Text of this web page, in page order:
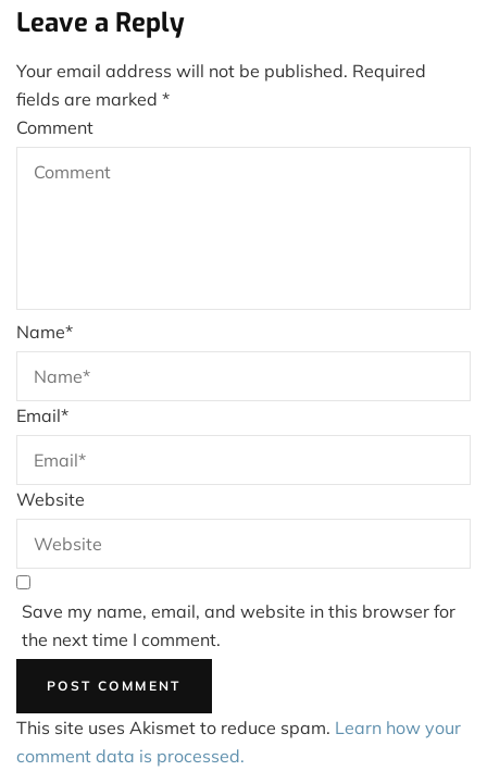
Leave a Reply
Your email address will not be published. Required
fields are marked *
Comment
Name*
Email*
Website
Save my name, email, and website in this browser for
the next time I comment.
This site uses Akismet to reduce spam. Learn how your
comment data is processed.